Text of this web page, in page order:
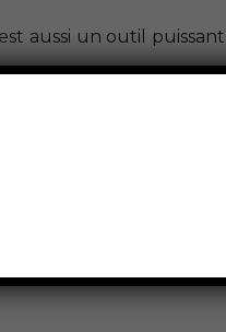
aussi un outil puissant
elle vous permet de
d’un client. Grâce
de chaque client et lui
crée un sentiment de